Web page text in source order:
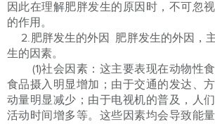
因此在理解肥胖发生的原因时，不可忽
的作用。
2.肥胖发生的外因 肥胖发生的外因，
生的因素。
(1)社会因素：这主要表现在动物性
食品摄入明显增加；由于交通的发达、
动量明显减少；由于电视机的普及，人
活动时间增多等。这些因素均会导致能